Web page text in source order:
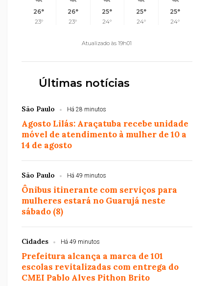
26°
23°
26°
23°
25°
24°
25°
24°
25°
24°
Atualizado às 19h01
Últimas notícias
São Paulo Há 28 minutos
Agosto Lilás: Araçatuba recebe unidade
móvel de atendimento à mulher de 10 a
14 de agosto
São Paulo Há 49 minutos
Ônibus itinerante com serviços para
mulheres estará no Guarujá neste
sábado (8)
Cidades Há 49 minutos
Prefeitura alcança a marca de 101
escolas revitalizadas com entrega do
CMEI Pablo Alves Pithon Brito